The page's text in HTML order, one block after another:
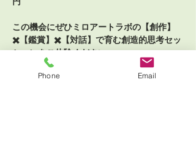
この機会にぜひミロアートラボの【創作】
✖️【鑑賞】✖️【対話】で育む創造的思考セッ
ションをご体験ください。
自分で考え決めて主体的につくり出せる力、
Phone Email